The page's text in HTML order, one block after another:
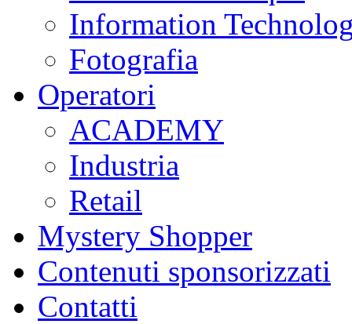
Information
Fotografia
Operatori
ACADEMY
Industria
Retail
Mystery Shopper
Contenuti sponsorizzati
Contatti